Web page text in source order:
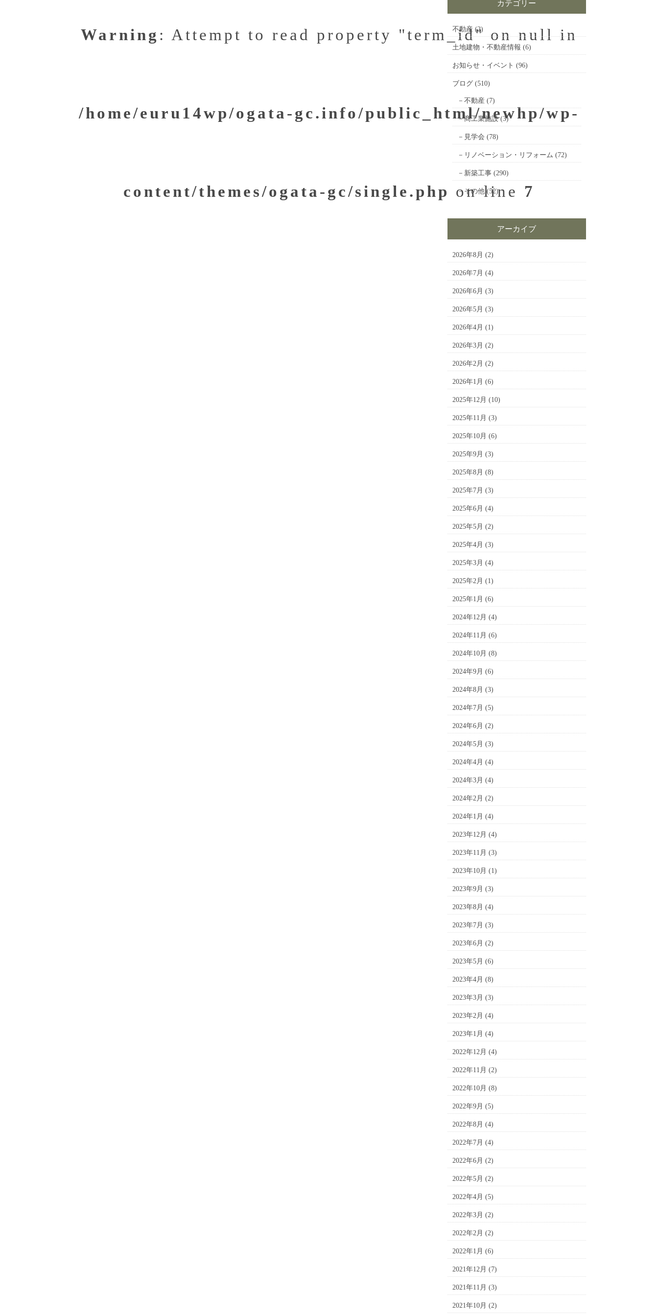
Warning : Attempt to read property "term_id" on null in
/home/euru14wp/ogata-gc.info/public_html/newhp/wp-
content/themes/ogata-gc/single.php on line 7
カテゴリー
不動産(2)
土地建物・不動産情報 (6)
お知らせ・イベント (96)
ブログ(510)
不動産(7)
商工業施設(3)
見学会 (78)
リノベーション・リフォーム (72)
新築工事(290)
その他(52)
アーカイブ
2026年8月 (2)
2026年7月 (4)
2026年6月 (3)
2026年5月 (3)
2026年4月 (1)
2026年3月 (2)
2026年2月 (2)
2026年1月 (6)
2025年12月 (10)
2025年11月 (3)
2025年10月 (6)
2025年9月 (3)
2025年8月 (8)
2025年7月 (3)
2025年6月 (4)
2025年5月 (2)
2025年4月 (3)
2025年3月 (4)
2025年2月 (1)
2025年1月 (6)
2024年12月 (4)
2024年11月 (6)
2024年10月 (8)
2024年9月 (6)
2024年8月 (3)
2024年7月 (5)
2024年6月 (2)
2024年5月 (3)
2024年4月 (4)
2024年3月 (4)
2024年2月 (2)
2024年1月 (4)
2023年12月 (4)
2023年11月 (3)
2023年10月 (1)
2023年9月 (3)
2023年8月 (4)
2023年7月 (3)
2023年6月 (2)
2023年5月 (6)
2023年4月 (8)
2023年3月 (3)
2023年2月 (4)
2023年1月 (4)
2022年12月 (4)
2022年11月 (2)
2022年10月 (8)
2022年9月 (5)
2022年8月 (4)
2022年7月 (4)
2022年6月 (2)
2022年5月 (2)
2022年4月 (5)
2022年3月 (2)
2022年2月 (2)
2022年1月 (6)
2021年12月 (7)
2021年11月 (3)
2021年10月 (2)